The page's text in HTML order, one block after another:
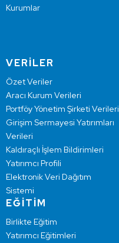
Kurumlar
VERİLER
Özet Veriler
Aracı Kurum Verileri
Portföy Yönetim Şirketi Verileri
Girişim Sermayesi Yatırımları
Verileri
Kaldıraçlı İşlem Bildirimleri
Yatırımcı Profili
Elektronik Veri Dağıtım
Sistemi
EĞİTİM
Birlikte Eğitim
Yatırımcı Eğitimleri